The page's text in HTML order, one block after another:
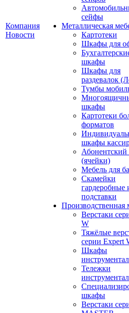
Компания
Новости
сейфы
Металлическая
Картотеки
Шкафы для
шкафы
Шкафы для
раздевалок
Тумбы
шкафы
Картотеки
форматов
шкафы
(ячейки)
Мебель для
Скамейки
гардеробные
подставки
Производственная
Верстаки
W
Тяжёлые
серии Expert
Шкафы
Тележки
шкафы
Верстаки